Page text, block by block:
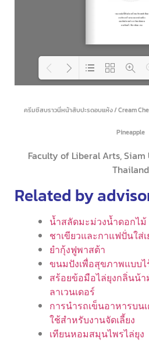
Loading PDF
ครีมชีสบราวนี่หน้าสับปะรดอบแห้ง / Cream
Pineapple
Faculty of Liberal Arts,
Thailand
Related by
น้ำสลัดมะม่วงน้ำดอกไม้
ชาเขียวและกาแฟปั่นใส่
ยำกุ้งฟูพาสต้า
ขนมปังเพื่อสุขภาพแบบไ
สร้อยข้อมือไล่ยุงกลิ่นน้
ลาเวนเดอร์
การนำรถเข็นอาหารบน
ใช้สำหรับงานจัดเลี้ยง
เทียนหอมสมุนไพรไล่ยุง